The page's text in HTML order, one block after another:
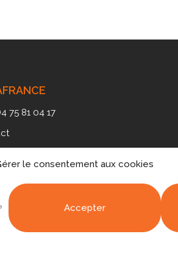
le consentement aux cookies
Accepter
75 81 04 17
– FRANCE